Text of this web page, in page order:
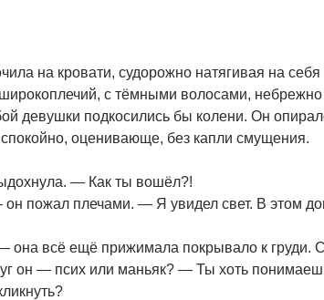
на кровати, судорожно натягивая на
с тёмными волосами,
девушки подкосились бы колени. Он
оценивающе, без капли смущения.
— Как ты вошёл?!
пожал плечами. — Я увидел свет. В этом
всё ещё прижимала покрывало к груди.
он — псих или маньяк? — Ты хоть